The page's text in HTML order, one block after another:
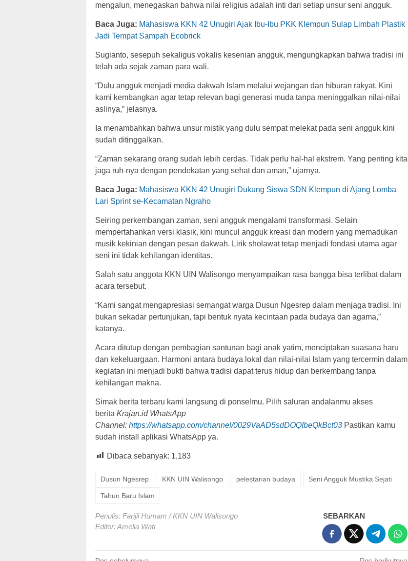
mengalun, menegaskan bahwa nilai religius adalah inti dari setiap unsur seni angguk.
Baca Juga: Mahasiswa KKN 42 Unugiri Ajak Ibu-Ibu PKK Klempun Sulap Limbah Plastik
Jadi Tempat Sampah Ecobrick
Sugianto, sesepuh sekaligus vokalis kesenian angguk, mengungkapkan bahwa tradisi ini
telah ada sejak zaman para wali.
“Dulu angguk menjadi media dakwah Islam melalui wejangan dan hiburan rakyat. Kini
kami kembangkan agar tetap relevan bagi generasi muda tanpa meninggalkan nilai-nilai
aslinya,” jelasnya.
Ia menambahkan bahwa unsur mistik yang dulu sempat melekat pada seni angguk kini
sudah ditinggalkan.
“Zaman sekarang orang sudah lebih cerdas. Tidak perlu hal-hal ekstrem. Yang penting kita
jaga ruh-nya dengan pendekatan yang sehat dan aman,” ujarnya.
Baca Juga: Mahasiswa KKN 42 Unugiri Dukung Siswa SDN Klempun di Ajang Lomba
Lari Sprint se-Kecamatan Ngraho
Seiring perkembangan zaman, seni angguk mengalami transformasi. Selain
mempertahankan versi klasik, kini muncul angguk kreasi dan modern yang memadukan
musik kekinian dengan pesan dakwah. Lirik sholawat tetap menjadi fondasi utama agar
seni ini tidak kehilangan identitas.
Salah satu anggota KKN UIN Walisongo menyampaikan rasa bangga bisa terlibat dalam
acara tersebut.
“Kami sangat mengapresiasi semangat warga Dusun Ngesrep dalam menjaga tradisi. Ini
bukan sekadar pertunjukan, tapi bentuk nyata kecintaan pada budaya dan agama,”
katanya.
Acara ditutup dengan pembagian santunan bagi anak yatim, menciptakan suasana haru
dan kekeluargaan. Harmoni antara budaya lokal dan nilai-nilai Islam yang tercermin dalam
kegiatan ini menjadi bukti bahwa tradisi dapat terus hidup dan berkembang tanpa
kehilangan makna.
Simak berita terbaru kami langsung di ponselmu. Pilih saluran andalanmu akses
berita Krajan.id WhatsApp
Channel: https://whatsapp.com/channel/0029VaAD5sdDOQIbeQkBct03 Pastikan kamu
sudah install aplikasi WhatsApp ya.
Dibaca sebanyak: 1,183
Dusun Ngesrep KKN UIN Walisongo pelestarian budaya Seni Angguk Mustika Sejati
Tahun Baru Islam
Penulis: Farijil Humam / KKN UIN Walisongo
Editor: Amelia Wati
SEBARKAN